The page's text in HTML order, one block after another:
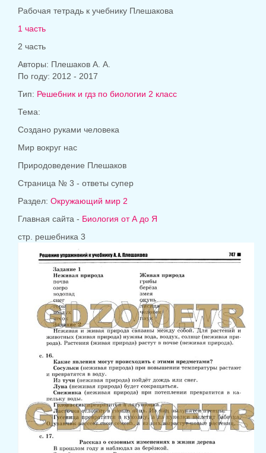
Рабочая тетрадь к учебнику Плешакова
1 часть
2 часть
Авторы: Плешаков А. А.
По году: 2012 - 2017
Тип: Решебник и гдз по биологии 2 класс
Тема:
Создано руками человека
Мир вокруг нас
Природоведение Плешаков
Страница № 3 - ответы супер
Раздел: Окружающий мир 2
Главная сайта - Биология от А до Я
стр. решебника 3